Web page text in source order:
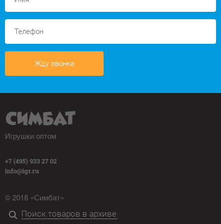
Жду звонка
Игрушки оптом
+7 (495) 933 27 02
info@igr.ru
© 2018 «Симбат»